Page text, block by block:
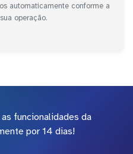
automaticamente conforme a
operação.
funcionalidades da
por 14 dias!